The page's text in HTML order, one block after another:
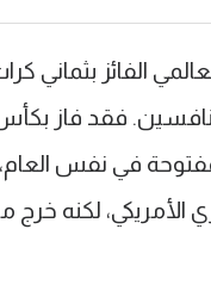
الفائز
لكنه خرج